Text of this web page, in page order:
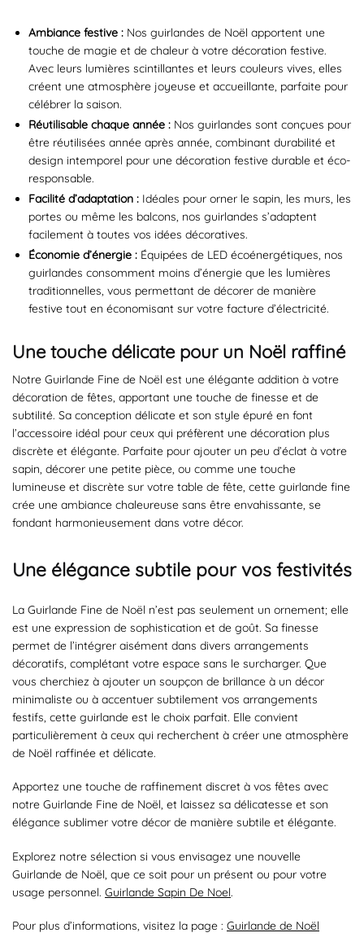
Ambiance festive : Nos guirlandes de Noël apportent une
touche de magie et de chaleur à votre décoration festive.
Avec leurs lumières scintillantes et leurs couleurs vives, elles
créent une atmosphère joyeuse et accueillante, parfaite pour
célébrer la saison.
Réutilisable chaque année : Nos guirlandes sont conçues pour
être réutilisées année après année, combinant durabilité et
design intemporel pour une décoration festive durable et éco-
responsable.
Facilité d’adaptation : Idéales pour orner le sapin, les murs, les
portes ou même les balcons, nos guirlandes s’adaptent
facilement à toutes vos idées décoratives.
Économie d’énergie : Équipées de LED écoénergétiques, nos
guirlandes consomment moins d’énergie que les lumières
traditionnelles, vous permettant de décorer de manière
festive tout en économisant sur votre facture d’électricité.
Une touche délicate pour un Noël raffiné
Notre Guirlande Fine de Noël est une élégante addition à votre
décoration de fêtes, apportant une touche de finesse et de
subtilité. Sa conception délicate et son style épuré en font
l’accessoire idéal pour ceux qui préfèrent une décoration plus
discrète et élégante. Parfaite pour ajouter un peu d’éclat à votre
sapin, décorer une petite pièce, ou comme une touche
lumineuse et discrète sur votre table de fête, cette guirlande fine
crée une ambiance chaleureuse sans être envahissante, se
fondant harmonieusement dans votre décor.
Une élégance subtile pour vos festivités
La Guirlande Fine de Noël n’est pas seulement un ornement; elle
est une expression de sophistication et de goût. Sa finesse
permet de l’intégrer aisément dans divers arrangements
décoratifs, complétant votre espace sans le surcharger. Que
vous cherchiez à ajouter un soupçon de brillance à un décor
minimaliste ou à accentuer subtilement vos arrangements
festifs, cette guirlande est le choix parfait. Elle convient
particulièrement à ceux qui recherchent à créer une atmosphère
de Noël raffinée et délicate.
Apportez une touche de raffinement discret à vos fêtes avec
notre Guirlande Fine de Noël, et laissez sa délicatesse et son
élégance sublimer votre décor de manière subtile et élégante.
Explorez notre sélection si vous envisagez une nouvelle
Guirlande de Noël, que ce soit pour un présent ou pour votre
usage personnel. Guirlande Sapin De Noel.
Pour plus d’informations, visitez la page : Guirlande de Noël